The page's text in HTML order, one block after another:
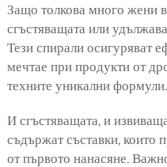
Защо толкова много жени
сгъстяващата или
Тези спирали осигуряват
мечтае при продукти от
техните уникални формули.
И сгъстяващата, и
съдържат съставки, които
от първото нанасяне.